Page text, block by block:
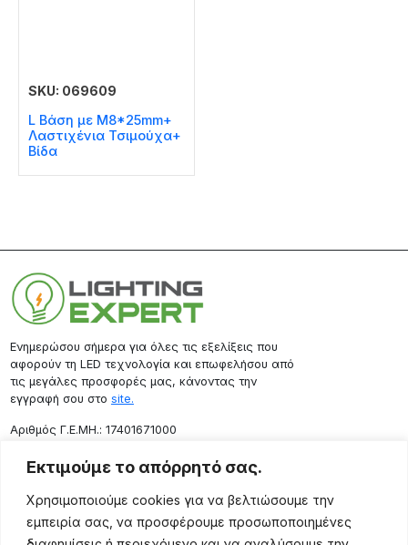
Εκτιμούμε το απόρρητό σας.
Χρησιμοποιούμε cookies για να βελτιώσουμε την
εμπειρία σας, να προσφέρουμε προσωποποιημένες
SKU: 069609
L Βάση με M8*25mm+
Λαστιχένια Τσιμούχα+
Βίδα
Ενημερώσου σήμερα για όλες τις εξελίξεις που
αφορούν τη LED τεχνολογία και επωφελήσου από
τις μεγάλες προσφορές μας, κάνοντας την
εγγραφή σου στο site.
Aριθμός Γ.Ε.ΜΗ.: 17401671000
Επικοινωνία
Ρόδου 133, Αθήνα 10443
(+30) 211 725 5427